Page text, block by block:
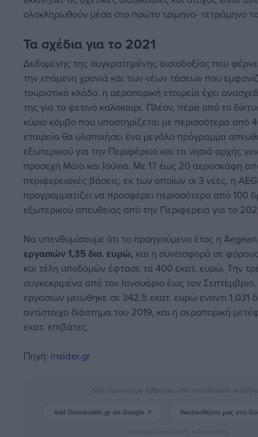
ολοκληρωθούν μέσα στο πρώτο τρίμηνο- τετράμηνο
Τα σχέδια για το 2021
Δεδομένης της συγκρατημένης αισιοδοξίας που
την επόμενη χρονιά και των νέων τάσεων που
τουριστικό κλάδο, η αεροπορική εταιρεία έχει
της για το φετινό καλοκαίρι. Πλέον, πέρα από το
κύριο κόμβο που υποστηρίζεται με περισσότερα από
εταιρεία θα υλοποιήσει ένα μεγάλο πρόγραμμα
εξωτερικού για την Περιφέρεια και τα νησιά αρχής
προσεχή Μάiο και Ιούνιο. Με 17 έως 20 αεροσκάφη
περιφερειακές βάσεις, εκ των οποίων οι 3 νέες, η
προγραμματίζει να προσφέρει περισσότερα από 100
εξωτερικού απευθείας από την Περιφέρεια για το
Να υπενθυμίσουμε ότι το προηγούμενο έτος η Aegean
εργασιών 1,35 δισ. ευρώ, και η συνεισφορά σε
και τέλη υποδομών έφτασε τα 400 εκατ. ευρώ. Την
συγκεκριμένα από τον Ιανουάριο έως τον
εργασιών μειώθηκε σε 342,5 εκατ. ευρώ έναντι 1,031
αντίστοιχο διάστημα του 2019, και η αεροπορική
εκατ. επιβάτες.
Πηγή: insider.gr
Δείτε περισσότερα άρθρα μας στα αποτελέσματα
Add Dimokratiki.gr on Google ↗ Ακολουθήστε μας στο